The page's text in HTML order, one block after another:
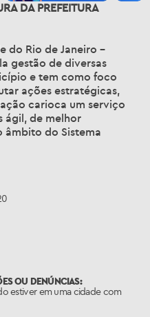
DA PREFEITURA
do Rio de Janeiro –
gestão de diversas
e tem como foco
ações estratégicas,
carioca um serviço
ágil, de melhor
âmbito do Sistema
OU DENÚNCIAS:
estiver em uma cidade com